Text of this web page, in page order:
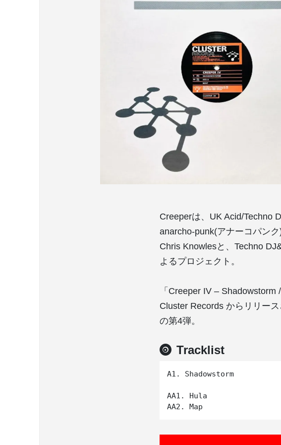
Creeperは、UK Acid/Techno
anarcho-punk(アナーコパン
Chris Knowlesと、Techno
よるプロジェクト。
「Creeper IV –
Cluster Records からリリー
の第4弾。
Tracklist
A1. Shadowstorm
AA1. Hula